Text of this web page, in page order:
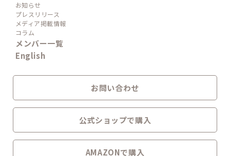
お知らせ
プレスリリース
メディア掲載情報
コラム
メンバー一覧
English
お問い合わせ
公式ショップで購入
AMAZONで購入